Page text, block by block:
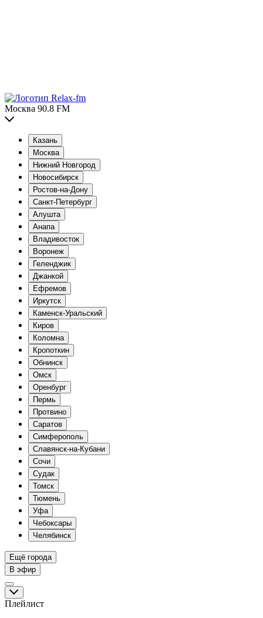
Москва 90.8 FM
Казань
Москва
Нижний Новгород
Новосибирск
Ростов-на-Дону
Санкт-Петербург
Алушта
Анапа
Владивосток
Воронеж
Геленджик
Джанкой
Ефремов
Иркутск
Каменск-Уральский
Киров
Коломна
Кропоткин
Обнинск
Омск
Оренбург
Пермь
Протвино
Саратов
Симферополь
Славянск-на-Кубани
Сочи
Судак
Томск
Тюмень
Уфа
Чебоксары
Челябинск
Ещё города
В эфир
Плейлист